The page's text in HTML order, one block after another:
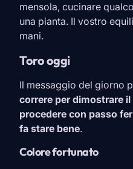
mensola, cucinare
una pianta. Il vostro
mani.
Toro oggi
Il messaggio del giorno
correre per dimostrare
procedere con passo
fa stare bene.
Colore fortunato